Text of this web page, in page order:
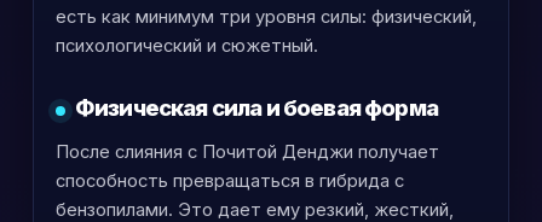
есть как минимум три уровня силы: физический,
психологический и сюжетный.
Физическая сила и боевая форма
После слияния с Почитой Денджи получает
способность превращаться в гибрида с
бензопилами. Это дает ему резкий, жесткий,